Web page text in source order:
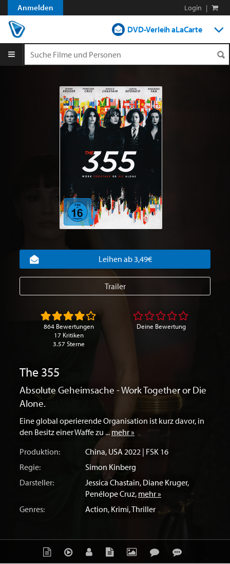
Anmelden Login |
DVD-Verleih aLaCarte
Shop
Blog
The 355
Absolute Geheimsache - Work Together or Die
Alone.
Eine global operierende Organisation ist kurz davor, in
den Besitz einer Waffe zu ...mehr »
Produktion:
China, USA 2022 | FSK 16
Regie:
Simon Kinberg
Darsteller:
Jessica Chastain, Diane Kruger,
Penélope Cruz, mehr »
Genres:
Action, Krimi,Thriller
Leihen ab 3,49€
Trailer
864 Bewertungen
17 Kritiken
3.57 Sterne
Deine Bewertung